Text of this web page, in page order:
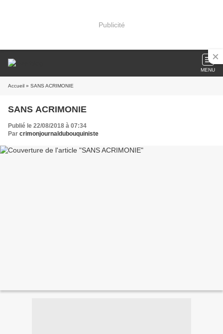
Publicité
MENU
Accueil » SANS ACRIMONIE
SANS ACRIMONIE
Publié le 22/08/2018 à 07:34
Par crimonjournaldubouquiniste